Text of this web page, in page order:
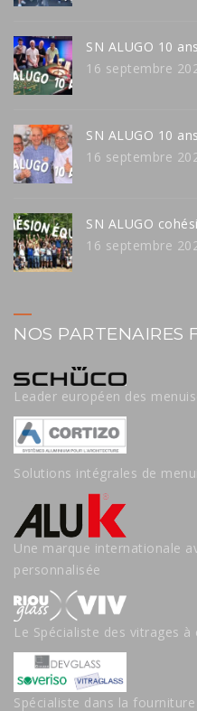
SN ALUGO 10
16 septembre
SN ALUGO 10 ans
16 septembre
SN ALUGO
16 septembre
NOS PARTENAIRES
Leader européen des
Solutions intégrales de
Une marque internationale
personnalisée
Le Spécialiste des vitrages
Spécialiste dans la